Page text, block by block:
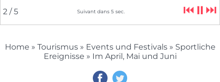
2 / 5 Suivant dans 4 sec. ⏮ ⏸ ⏭
Home » Tourismus» Events und Festivals» Sportliche
Ereignisse » Im April, Mai und Juni